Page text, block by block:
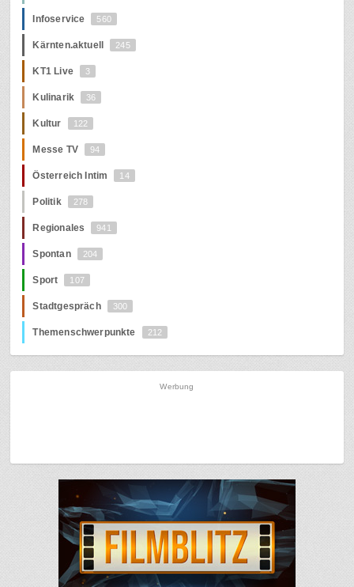
Infoservice 560
Kärnten.aktuell 245
KT1 Live 3
Kulinarik 36
Kultur 122
Messe TV 94
Österreich Intim 14
Politik 278
Regionales 941
Spontan 204
Sport 107
Stadtgespräch 300
Themenschwerpunkte 212
Werbung